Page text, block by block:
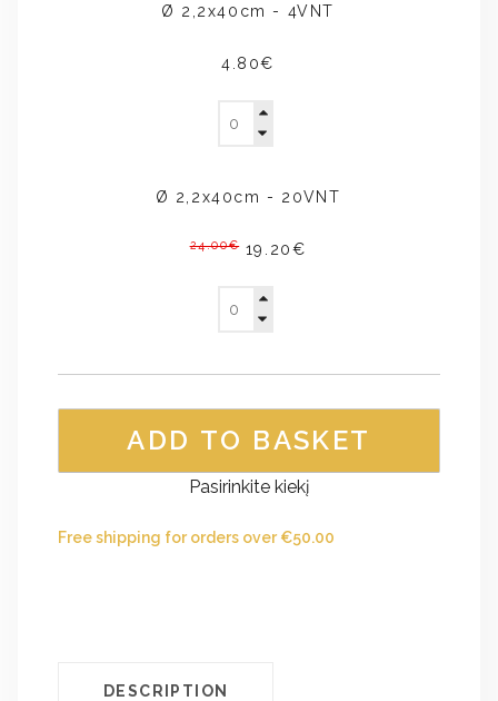
Ø 2,2x40cm - 4VNT
4.80€
Ø 2,2x40cm - 20VNT
24.00€19.20€
ADD TO BASKET
Free shipping for orders over€50.00
Pasirinkite kiekį
DESCRIPTION